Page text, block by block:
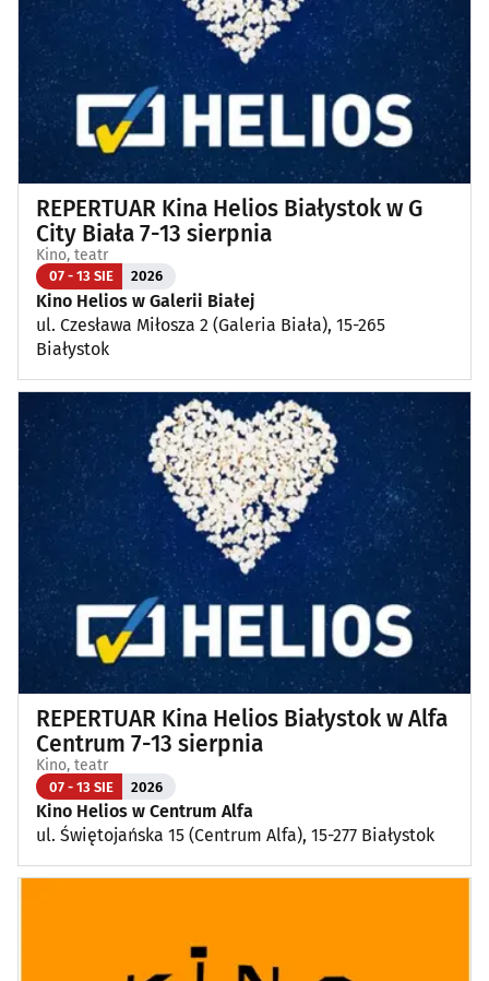
REPERTUAR Kina Helios Białystok w G
City Biała 7-13 sierpnia
Kino, teatr
07 - 13 SIE 2026
Kino Helios w Galerii Białej
ul. Czesława Miłosza 2 (Galeria Biała), 15-265
Białystok
REPERTUAR Kina Helios Białystok w Alfa
Centrum 7-13 sierpnia
Kino, teatr
07 - 13 SIE 2026
Kino Helios w Centrum Alfa
ul. Świętojańska 15 (Centrum Alfa), 15-277 Białystok